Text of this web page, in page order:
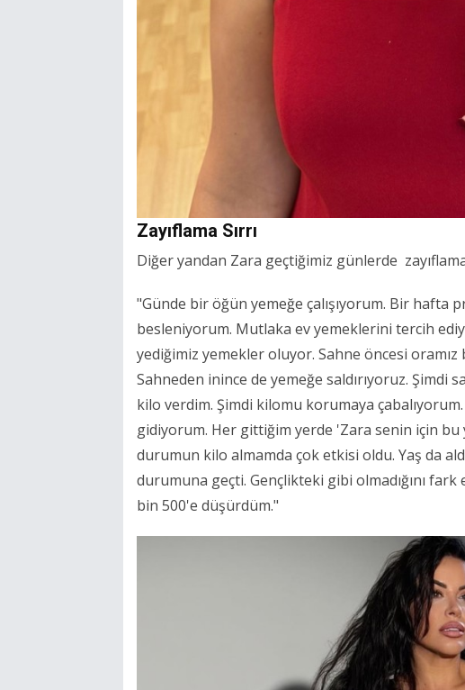
Zayıflama Sırrı
Diğer yandan Zara geçtiğimiz günlerde zayıflama
"Günde bir öğün yemeğe çalışıyorum. Bir hafta
besleniyorum. Mutlaka ev yemeklerini tercih
yediğimiz yemekler oluyor. Sahne öncesi
Sahneden inince de yemeğe saldırıyoruz. Şimdi
kilo verdim. Şimdi kilomu korumaya
gidiyorum. Her gittiğim yerde 'Zara senin için
durumun kilo almamda çok etkisi oldu. Yaş da
durumuna geçti. Gençlikteki gibi olmadığını
bin 500'e düşürdüm."